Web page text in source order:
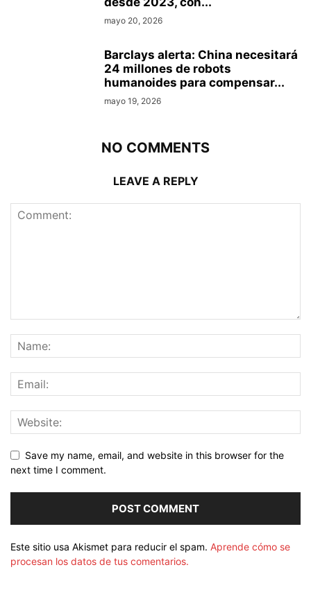
mayo 20, 2026
Barclays alerta: China necesitará
24 millones de robots
humanoides para compensar...
mayo 19, 2026
NO COMMENTS
LEAVE A REPLY
Save my name, email, and website in this browser for the
next time I comment.
Este sitio usa Akismet para reducir el spam. Aprende cómo se
procesan los datos de tus comentarios.